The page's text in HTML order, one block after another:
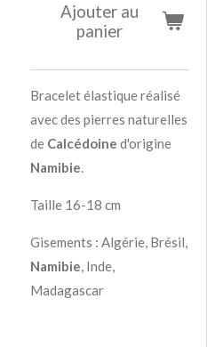
Ajouter au
panier
Bracelet élastique réalisé
avec des pierres naturelles
de Calcédoine d'origine
Namibie.
Taille 16-18 cm
Gisements : Algérie, Brésil,
Namibie, Inde,
Madagascar